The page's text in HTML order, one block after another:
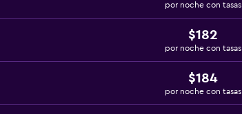
por noche con tasas
$182
por noche con tasas
$184
por noche con tasas